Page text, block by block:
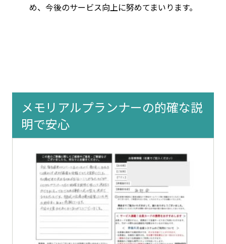
め、今後のサービス向上に努めてまいります。
メモリアルプランナーの的確な説
明で安心